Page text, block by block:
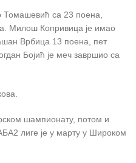
Томашевић са 23 поена,
Милош Копривица је имао
Врбица 13 поена, пет
Бојић је меч завршио са
шампионату, потом и
лиге је у марту у Широком